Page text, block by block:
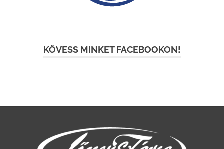
KÖVESS MINKET FACEBOOKON!